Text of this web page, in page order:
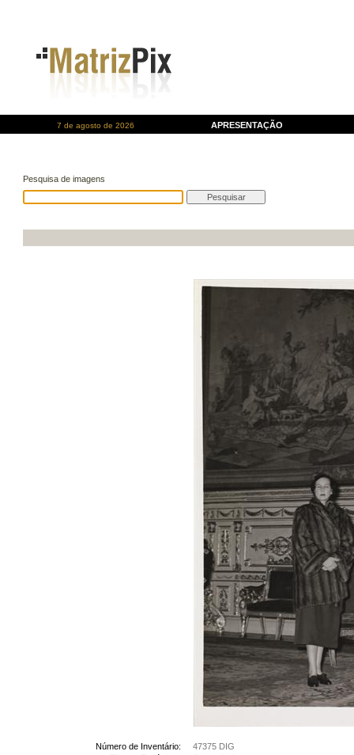
7 de agosto de 2026 APRESENTAÇÃO
Pesquisa de imagens
Número de Inventário:
47375 DIG